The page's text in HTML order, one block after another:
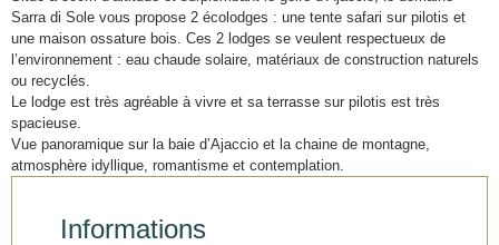
Sarra di Sole vous propose 2 écolodges : une tente safari sur pilotis et
une maison ossature bois. Ces 2 lodges se veulent respectueux de
l’environnement : eau chaude solaire, matériaux de construction naturels
ou recyclés.
Le lodge est très agréable à vivre et sa terrasse sur pilotis est très
spacieuse.
Vue panoramique sur la baie d’Ajaccio et la chaine de montagne,
atmosphère idyllique, romantisme et contemplation.
Informations